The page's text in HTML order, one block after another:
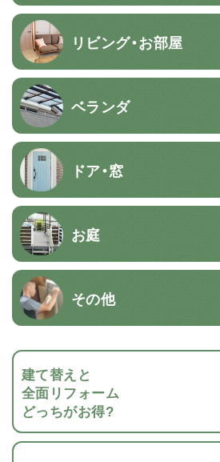
リビング・お部屋
ベランダ
ドア・窓
お庭
その他
建て替えと
全面リフォーム
どっちがお得?